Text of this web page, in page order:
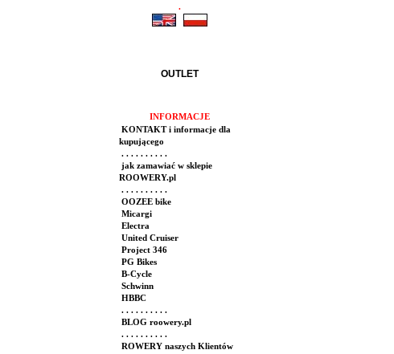
.
OUTLET
INFORMACJE
KONTAKT i informacje dla
kupującego
. . . . . . . . . .
jak zamawiać w sklepie
ROOWERY.pl
. . . . . . . . . .
OOZEE bike
Micargi
Electra
United Cruiser
Project 346
PG Bikes
B-Cycle
Schwinn
HBBC
. . . . . . . . . .
BLOG roowery.pl
. . . . . . . . . .
ROWERY naszych Klientów